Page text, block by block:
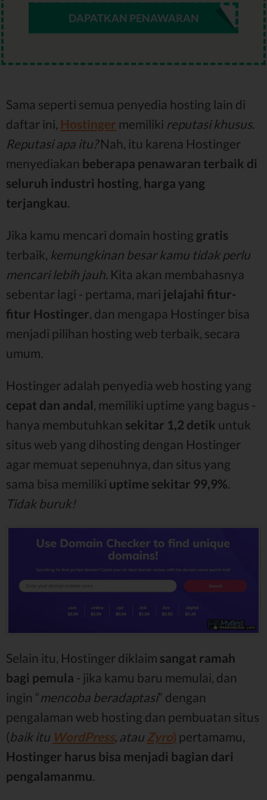
DAPATKAN PENAWARAN
Sama seperti semua penyedia hosting lain di
daftar ini, Hostinger memiliki reputasi khusus.
Reputasi apa itu?Nah, itu karena Hostinger
menyediakan beberapa penawaran terbaik di
seluruh industri hosting, harga yang
terjangkau.
Jika kamu mencari domain hosting gratis
terbaik, kemungkinan besar kamu tidak perlu
mencari lebih jauh. Kita akan membahasnya
sebentar lagi - pertama, mari jelajahi fitur-
fitur Hostinger, dan mengapa Hostinger bisa
menjadi pilihan hosting web terbaik, secara
umum.
Hostinger adalah penyedia web hosting yang
cepat dan andal, memiliki uptime yang bagus -
hanya membutuhkan sekitar 1,2 detik untuk
situs web yang dihosting dengan Hostinger
agar memuat sepenuhnya, dan situs yang
sama bisa memiliki uptime sekitar 99,9%.
Tidak buruk!
Selain itu, Hostinger diklaim sangat ramah
bagi pemula - jika kamu baru memulai, dan
ingin “mencoba beradaptasi” dengan
pengalaman web hosting dan pembuatan situs
(baik itu WordPress, atau Zyro) pertamamu,
Hostinger harus bisa menjadi bagian dari
pengalamanmu.